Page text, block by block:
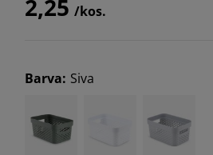
2,25 /kos.
Barva: Siva